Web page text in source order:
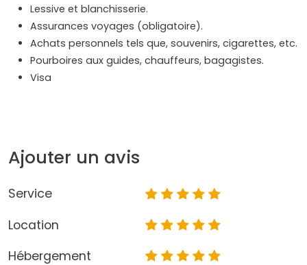
Lessive et blanchisserie.
Assurances voyages (obligatoire).
Achats personnels tels que, souvenirs, cigarettes, etc.
Pourboires aux guides, chauffeurs, bagagistes.
Visa
Ajouter un avis
Service
Location
Hébergement